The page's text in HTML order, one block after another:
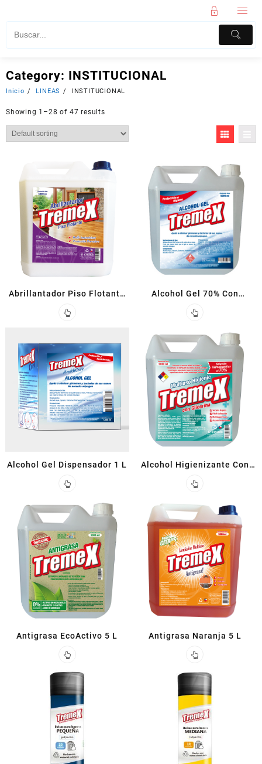
Category: INSTITUCIONAL
Inicio LINEAS INSTITUCIONAL
Showing 1–28 of 47 results
Abrillantador Piso Flotante
5 L
Alcohol Gel 70% Con
Glicerina 5 L
Alcohol Gel Dispensador 1 L
Alcohol Higienizante Con
Glicerina 5 L
Antigrasa EcoActivo 5 L Antigrasa Naranja 5 L